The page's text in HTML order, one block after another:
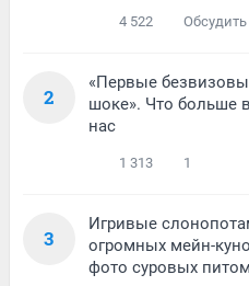
4 522 Обсудить
2
«Первые
шоке». Что больше
нас
1 313 1
3
Игривые
огромных мейн-
фото суровых